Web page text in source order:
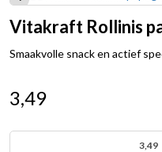
Vitakraft Rollinis
Smaakvolle snack en actief
3,49
3,49